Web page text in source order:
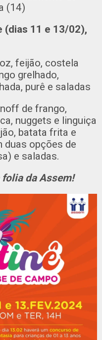
(14)
(dias 11 e 13/02),
feijão, costela
grelhado,
purê e saladas
de frango,
nuggets e linguiça
batata frita e
duas opções de
e saladas.
folia da Assem!